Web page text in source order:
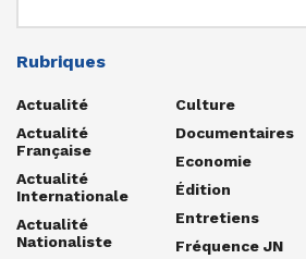
Rubriques
Actualité
Actualité
Française
Actualité
Internationale
Actualité
Nationaliste
Culture
Documentaires
Economie
Édition
Entretiens
Fréquence JN